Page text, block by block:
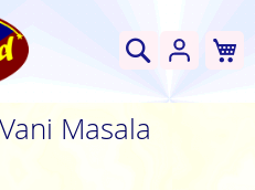
Suche
Masala